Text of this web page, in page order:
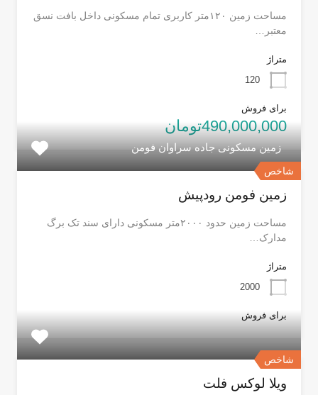
مساحت زمین ۱۲۰متر کاربری تمام مسکونی داخل بافت نسق
معتبر…
متراژ
120
برای فروش
490,000,000تومان
شاخص
زمین مسکونی جاده سراوان فومن
زمین فومن رودپیش
مساحت زمین حدود ۲۰۰۰متر مسکونی دارای سند تک برگ
مدارک…
متراژ
2000
برای فروش
شاخص
ویلا لوکس فلت